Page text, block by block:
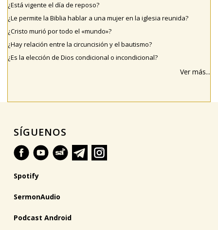
¿Está vigente el día de reposo?
¿Le permite la Biblia hablar a una mujer en la iglesia reunida?
¿Cristo murió por todo el «mundo»?
¿Hay relación entre la circuncisión y el bautismo?
¿Es la elección de Dios condicional o incondicional?
Ver más...
SÍGUENOS
Spotify
SermonAudio
Podcast Android